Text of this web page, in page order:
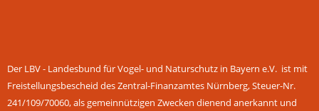
Der LBV - Landesbund für Vogel- und Naturschutz in Bayern e.V. ist mit
Freistellungsbescheid des Zentral-Finanzamtes Nürnberg, Steuer-Nr.
241/109/70060, als gemeinnützigen Zwecken dienend anerkannt und